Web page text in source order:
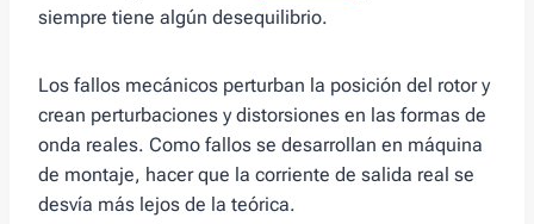
siempre tiene algún desequilibrio.
Los fallos mecánicos perturban la posición del rotor y
crean perturbaciones y distorsiones en las formas de
onda reales. Como fallos se desarrollan en máquina
de montaje, hacer que la corriente de salida real se
desvía más lejos de la teórica.